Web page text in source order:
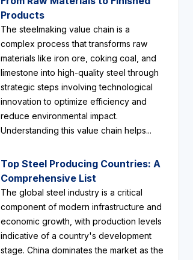
Products
The steelmaking value chain is a
complex process that transforms raw
materials like iron ore, coking coal, and
limestone into high-quality steel through
strategic steps involving technological
innovation to optimize efficiency and
reduce environmental impact.
Understanding this value chain helps...
Top Steel Producing Countries: A
Comprehensive List
The global steel industry is a critical
component of modern infrastructure and
economic growth, with production levels
indicative of a country's development
stage. China dominates the market as the